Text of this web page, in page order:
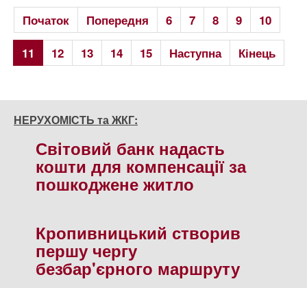
Початок Попередня 6 7 8 9
10
11
12 13 14 15 Наступна Кінець
НЕРУХОМІСТЬ та ЖКГ:
Свiтовий банк надасть
кошти для компенсацiї за
пошкоджене житло
Кропивницький створив
першу чергу
безбар'єрного маршруту